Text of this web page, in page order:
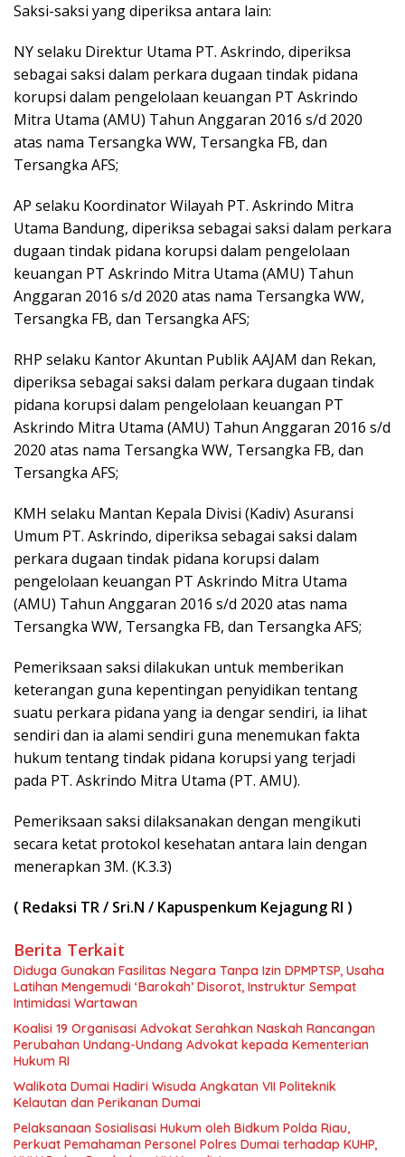
Saksi-saksi yang diperiksa antara lain:
NY selaku Direktur Utama PT. Askrindo, diperiksa
sebagai saksi dalam perkara dugaan tindak pidana
korupsi dalam pengelolaan keuangan PT Askrindo
Mitra Utama (AMU) Tahun Anggaran 2016 s/d 2020
atas nama Tersangka WW, Tersangka FB, dan
Tersangka AFS;
AP selaku Koordinator Wilayah PT. Askrindo Mitra
Utama Bandung, diperiksa sebagai saksi dalam perkara
dugaan tindak pidana korupsi dalam pengelolaan
keuangan PT Askrindo Mitra Utama (AMU) Tahun
Anggaran 2016 s/d 2020 atas nama Tersangka WW,
Tersangka FB, dan Tersangka AFS;
RHP selaku Kantor Akuntan Publik AAJAM dan Rekan,
diperiksa sebagai saksi dalam perkara dugaan tindak
pidana korupsi dalam pengelolaan keuangan PT
Askrindo Mitra Utama (AMU) Tahun Anggaran 2016 s/d
2020 atas nama Tersangka WW, Tersangka FB, dan
Tersangka AFS;
KMH selaku Mantan Kepala Divisi (Kadiv) Asuransi
Umum PT. Askrindo, diperiksa sebagai saksi dalam
perkara dugaan tindak pidana korupsi dalam
pengelolaan keuangan PT Askrindo Mitra Utama
(AMU) Tahun Anggaran 2016 s/d 2020 atas nama
Tersangka WW, Tersangka FB, dan Tersangka AFS;
Pemeriksaan saksi dilakukan untuk memberikan
keterangan guna kepentingan penyidikan tentang
suatu perkara pidana yang ia dengar sendiri, ia lihat
sendiri dan ia alami sendiri guna menemukan fakta
hukum tentang tindak pidana korupsi yang terjadi
pada PT. Askrindo Mitra Utama (PT. AMU).
Pemeriksaan saksi dilaksanakan dengan mengikuti
secara ketat protokol kesehatan antara lain dengan
menerapkan 3M. (K.3.3)
( Redaksi TR / Sri.N / Kapuspenkum Kejagung RI )
Berita Terkait
Diduga Gunakan Fasilitas Negara Tanpa Izin DPMPTSP, Usaha
Latihan Mengemudi ‘Barokah’ Disorot, Instruktur Sempat
Intimidasi Wartawan
Koalisi 19 Organisasi Advokat Serahkan Naskah Rancangan
Perubahan Undang-Undang Advokat kepada Kementerian
Hukum RI
Walikota Dumai Hadiri Wisuda Angkatan VII Politeknik
Kelautan dan Perikanan Dumai
Pelaksanaan Sosialisasi Hukum oleh Bidkum Polda Riau,
Perkuat Pemahaman Personel Polres Dumai terhadap KUHP,